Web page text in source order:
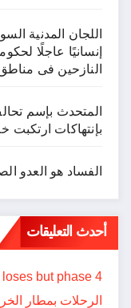
اللجان المدنية
إنسانيًا عاجلًا
النازحين فى
المتحدث بإسم
بإنتهاكات
الفساد هو العدو
أحدث التعليقات
but phase 4
الرحلات بمطار